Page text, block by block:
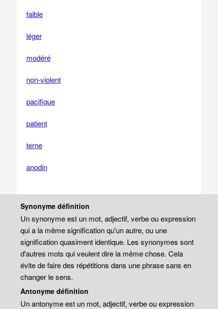
faible
léger
modéré
non-violent
pacifique
patient
terne
anodin
Synonyme définition
Un synonyme est un mot, adjectif, verbe ou expression
qui a la même signification qu'un autre, ou une
signification quasiment identique. Les synonymes sont
d'autres mots qui veulent dire la même chose. Cela
évite de faire des répétitions dans une phrase sans en
changer le sens.
Antonyme définition
Un antonyme est un mot, adjectif, verbe ou expression